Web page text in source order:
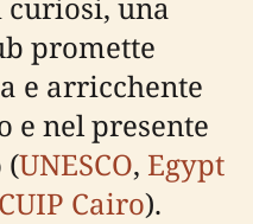
promette
e arricchente
e nel presente
(UNESCO, Egypt
CUIP Cairo).